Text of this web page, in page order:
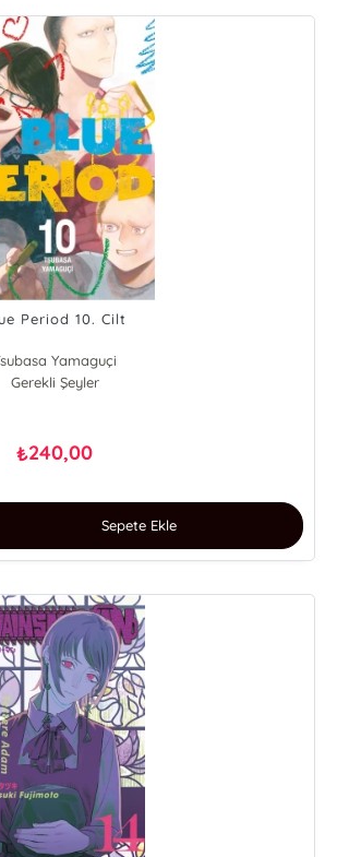
Period 10. Cilt
Yamaguçi
Gerekli Şeyler
₺240,00
Sepete Ekle